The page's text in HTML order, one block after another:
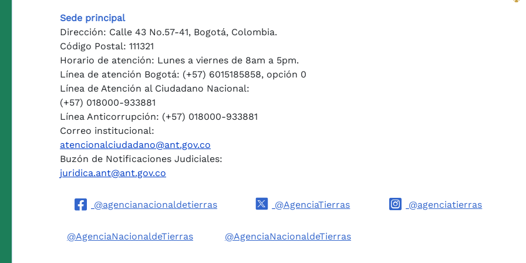
Sede principal
Dirección: Calle 43 No.57-41, Bogotá, Colombia.
Código Postal: 111321
Horario de atención: Lunes a viernes de 8am a 5pm.
Línea de atención Bogotá: (+57) 6015185858, opción 0
Línea de Atención al Ciudadano Nacional:
(+57) 018000-933881
Línea Anticorrupción: (+57) 018000-933881
Correo institucional:
atencionalciudadano@ant.gov.co
Buzón de Notificaciones Judiciales:
juridica.ant@ant.gov.co
@agencianacionaldetierras @AgenciaTierras @agenciatierras
@AgenciaNacionaldeTierras @AgenciaNacionaldeTierras